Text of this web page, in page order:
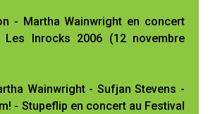
- Martha Wainwright en concert
Les Inrocks 2006 (12 novembre
Wainwright - Sufjan Stevens -
- Stupeflip en concert au Festival